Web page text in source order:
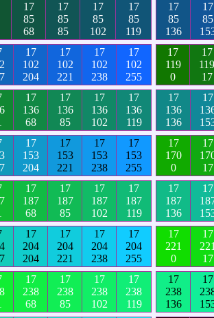
17
85
68
17
85
85
17
85
102
17
85
119
17
85
136
17
85
17
102
204
17
102
221
17
102
238
17
102
255
17
119
0
17
119
17
17
136
68
17
136
85
17
136
102
17
136
119
17
136
136
17
17
153
204
17
153
221
17
153
238
17
153
255
17
170
0
17
17
17
187
68
17
187
85
17
187
102
17
187
119
17
187
136
17
17
204
204
17
204
221
17
204
238
17
204
255
17
221
0
17
221
17
17
238
68
17
238
85
17
238
102
17
238
119
17
238
136
17